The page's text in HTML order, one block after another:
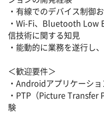
・有線でのデバイス制御
・Wi-Fi、Bluetooth Low
信技術に関する知見
・能動的に業務を遂行し
＜歓迎要件＞
・Androidアプリケーシ
・PTP（Picture Transfer
験